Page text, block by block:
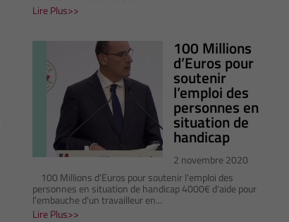
Lire Plus
100 Millions
d’Euros pour
soutenir
l’emploi des
personnes en
situation de
handicap
2 novembre 2020
100 Millions d'Euros pour soutenir l'emploi des
personnes en situation de handicap 4000€ d'aide pour
l'embauche d'un travailleur en...
Lire Plus